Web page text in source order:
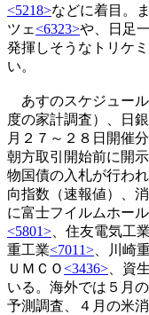
<5218>などに着目。
ツェ<6323>や、日足
発揮しそうなトリケ
い。
あすのスケジュー
度の家計調査）、日
月２７～２８日開催
朝方取引開始前に開
物国債の入札が行わ
向指数（速報値）、
に富士フイルムホー
<5801> 、住友電気工業
重工業<7011> 、川崎
ＵＭＣＯ<3436> 、資
いる。海外では５月
予測調査、４月の米